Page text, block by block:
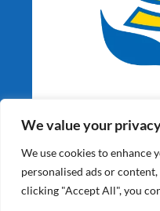
We value your
We use cookies to enhance
personalised ads or
clicking "Accept All", you